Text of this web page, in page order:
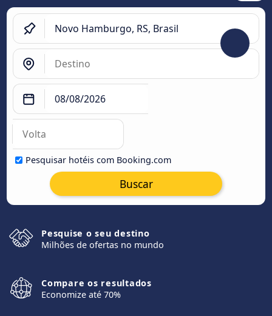
Pesquisar hotéis com Booking.com
Buscar
Pesquise o seu destino
Milhões de ofertas no mundo
Compare os resultados
Economize até 70%